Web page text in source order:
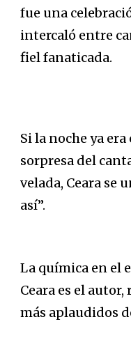
fue una
intercaló entre
fiel fanaticada.
Si la noche ya
sorpresa del
velada, Ceara se
así”.
La química en el
Ceara es el
más aplaudidos